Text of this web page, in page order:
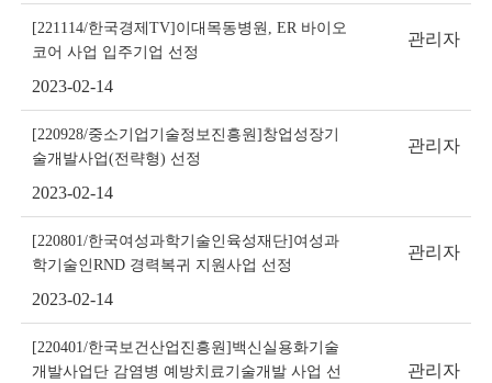
[221114/한국경제TV]이대목동병원, ER 바이오
코어 사업 입주기업 선정
관리자
2023-02-14
[220928/중소기업기술정보진흥원]창업성장기
술개발사업(전략형) 선정
관리자
2023-02-14
[220801/한국여성과학기술인육성재단]여성과
학기술인RND 경력복귀 지원사업 선정
관리자
2023-02-14
[220401/한국보건산업진흥원]백신실용화기술
개발사업단 감염병 예방치료기술개발 사업 선
관리자